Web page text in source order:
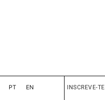
PT EN INSCREVE-TE